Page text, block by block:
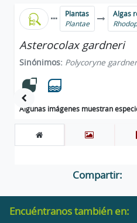
Plantas
Plantae
Algas
Asterocolax gardneri
Sinónimos: Polycoryne
Algunas imágenes muestran
Compartir:
Encuéntranos también en: